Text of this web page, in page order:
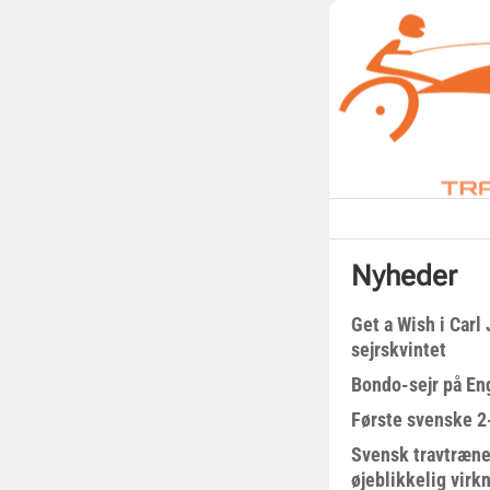
Nyheder
Get a Wish i Carl
sejrskvintet
Bondo-sejr på
Første svenske
Svensk
øjeblikkelig